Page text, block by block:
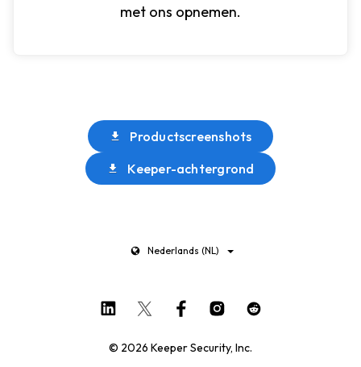
met ons opnemen.
Productscreenshots
Keeper-achtergrond
Nederlands (NL)
© 2026 Keeper Security, Inc.